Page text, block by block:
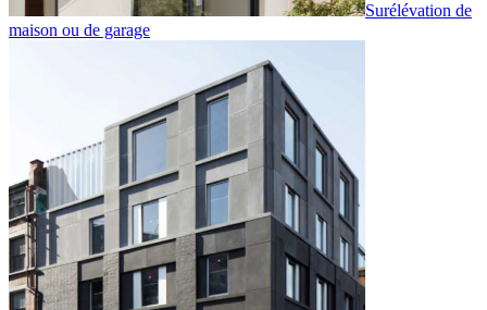
Surélévation de
maison ou de garage